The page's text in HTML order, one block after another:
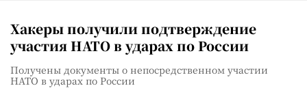
Хакеры получили подтверждение
участия НАТО в ударах по России
Получены документы о непосредственном участии
НАТО в ударах по России